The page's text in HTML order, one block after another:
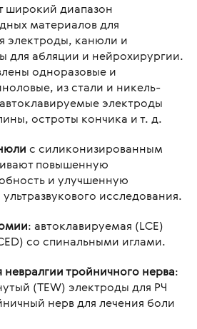
широкий диапазон
материалов для
электроды, канюли и
для абляции и нейрохирургии.
одноразовые и
из стали и никель-
электроды
остроты кончика и т. д.
с силиконизированным
повышенную
и улучшенную
исследования.
: автоклавируемая (LCE)
со спинальными иглами.
тройничного нерва:
(TEW) электроды для РЧ
нерв для лечения боли